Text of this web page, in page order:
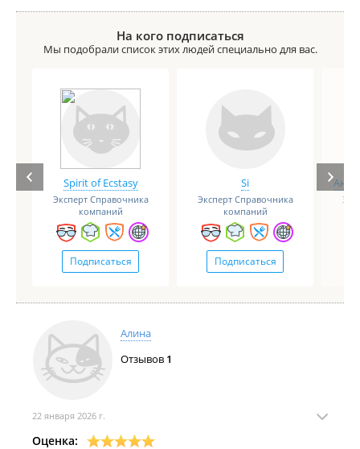
На кого подписаться
Мы подобрали список этих людей специально для вас.
Spirit of Ecstasy
Эксперт Справочника
компаний
Подписаться
Si
Эксперт Справочника
компаний
Подписаться
Алина
Отзывов 1
22 января 2026 г.
Оценка: